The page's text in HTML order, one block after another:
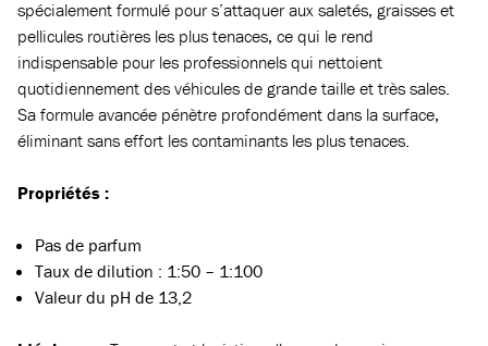
spécialement formulé pour s’attaquer aux saletés, graisses et
pellicules routières les plus tenaces, ce qui le rend
indispensable pour les professionnels qui nettoient
quotidiennement des véhicules de grande taille et très sales.
Sa formule avancée pénètre profondément dans la surface,
éliminant sans effort les contaminants les plus tenaces.
Propriétés :
Pas de parfum
Taux de dilution : 1:50 – 1:100
Valeur du pH de 13,2